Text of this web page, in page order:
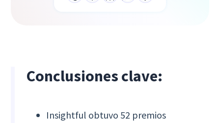
Conclusiones clave:
Insightful obtuvo 52 premios